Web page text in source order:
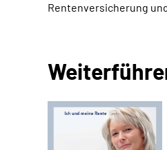
Rentenversicherung